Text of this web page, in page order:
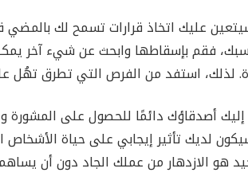
عليك اتخاذ قرارات تسمح لك بالمضي
لذلك، استفد من الفرص التي تطرق تهُل
أصدقاؤك دائمًا للحصول على المشورة
لديك تأثير إيجابي على حياة
هو الازدهار من عملك الجاد دون أن